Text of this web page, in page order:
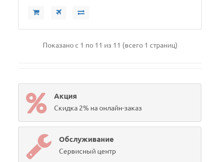
Показано с 1 по 11 из 11 (всего 1 страниц)
Акция
Скидка 2% на онлайн-заказ
Обслуживание
Сервисный центр